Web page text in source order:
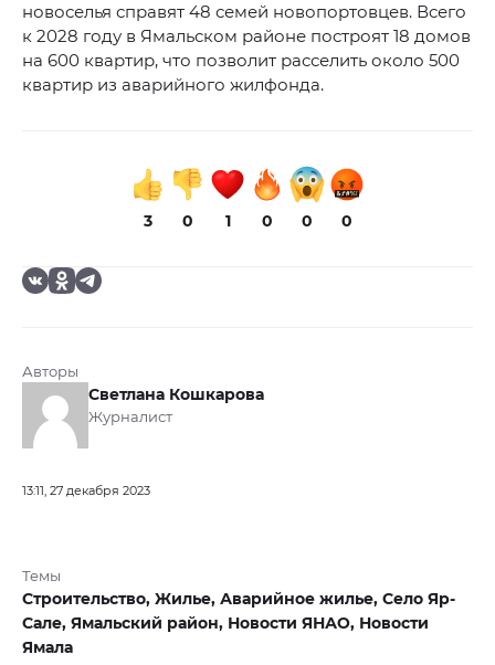
новоселья справят 48 семей новопортовцев. Всего
к 2028 году в Ямальском районе построят 18 домов
на 600 квартир, что позволит расселить около 500
квартир из аварийного жилфонда.
3 0 1 0 0 0
Авторы
Светлана Кошкарова
Журналист
13:11, 27 декабря 2023
Темы
Строительство, Жилье, Аварийное жилье, Село Яр-
Сале, Ямальский район, Новости ЯНАО, Новости
Ямала